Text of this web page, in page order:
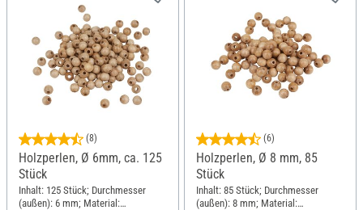
(8)
Holzperlen, Ø 6mm, ca. 125
Stück
Inhalt: 125 Stück; Durchmesser
(außen): 6 mm; Material:
(6)
Holzperlen, Ø 8 mm, 85
Stück
Inhalt: 85 Stück; Durchmesser
(außen): 8 mm; Material: